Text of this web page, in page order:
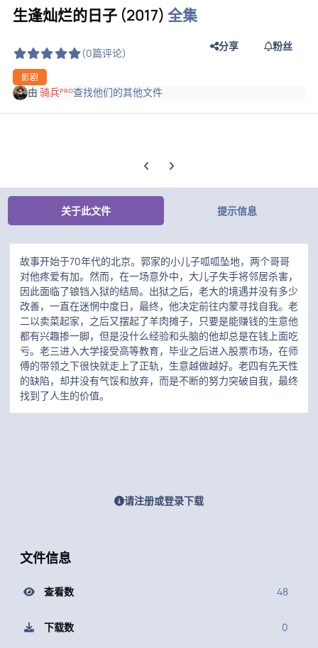
生逢灿烂的日子 (2017)全集
(0篇评论)
影剧
分享 粉丝
由骑兵ᴾᴿᴼ查找他们的其他文件
上一张轮播幻灯片
下一张轮播幻灯片
关于此文件 提示信息
故事开始于70年代的北京。郭家的小儿子呱呱坠地，两个哥哥
对他疼爱有加。然而，在一场意外中，大儿子失手将邻居杀害，
因此面临了锒铛入狱的结局。出狱之后，老大的境遇并没有多少
改善，一直在迷惘中度日，最终，他决定前往内蒙寻找自我。老
二以卖菜起家，之后又摆起了羊肉摊子，只要是能赚钱的生意他
都有兴趣掺一脚，但是没什么经验和头脑的他却总是在钱上面吃
亏。老三进入大学接受高等教育，毕业之后进入股票市场，在师
傅的带领之下很快就走上了正轨，生意越做越好。老四有先天性
的缺陷，却并没有气馁和放弃，而是不断的努力突破自我，最终
找到了人生的价值。
请注册或登录下载
文件信息
查看数 48
下载数 0